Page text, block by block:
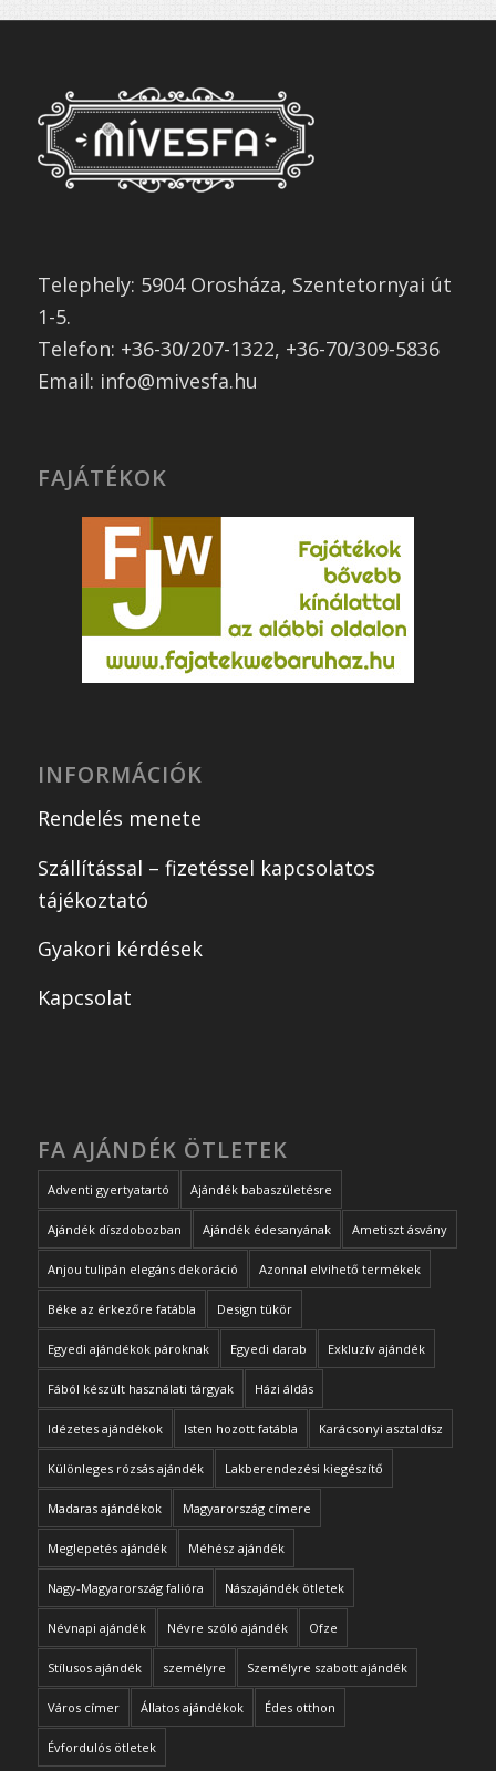
Telephely: 5904 Orosháza, Szentetornyai út
1-5.
Telefon: +36-30/207-1322, +36-70/309-5836
Email: info@mivesfa.hu
FAJÁTÉKOK
INFORMÁCIÓK
Rendelés menete
Szállítással – fizetéssel kapcsolatos
tájékoztató
Gyakori kérdések
Kapcsolat
FA AJÁNDÉK ÖTLETEK
Adventi gyertyatartó Ajándék babaszületésre
Ajándék díszdobozban Ajándék édesanyának Ametiszt ásvány
Anjou tulipán elegáns dekoráció Azonnal elvihető termékek
Béke az érkezőre fatábla Design tükör
Egyedi ajándékok pároknak Egyedi darab Exkluzív ajándék
Fából készült használati tárgyak Házi áldás
Idézetes ajándékok Isten hozott fatábla Karácsonyi asztaldísz
Különleges rózsás ajándék Lakberendezési kiegészítő
Madaras ajándékok Magyarország címere
Meglepetés ajándék Méhész ajándék
Nagy-Magyarország falióra Nászajándék ötletek
Névnapi ajándék Névre szóló ajándék Ofze
Stílusos ajándék személyre Személyre szabott ajándék
Város címer Állatos ajándékok Édes otthon
Évfordulós ötletek